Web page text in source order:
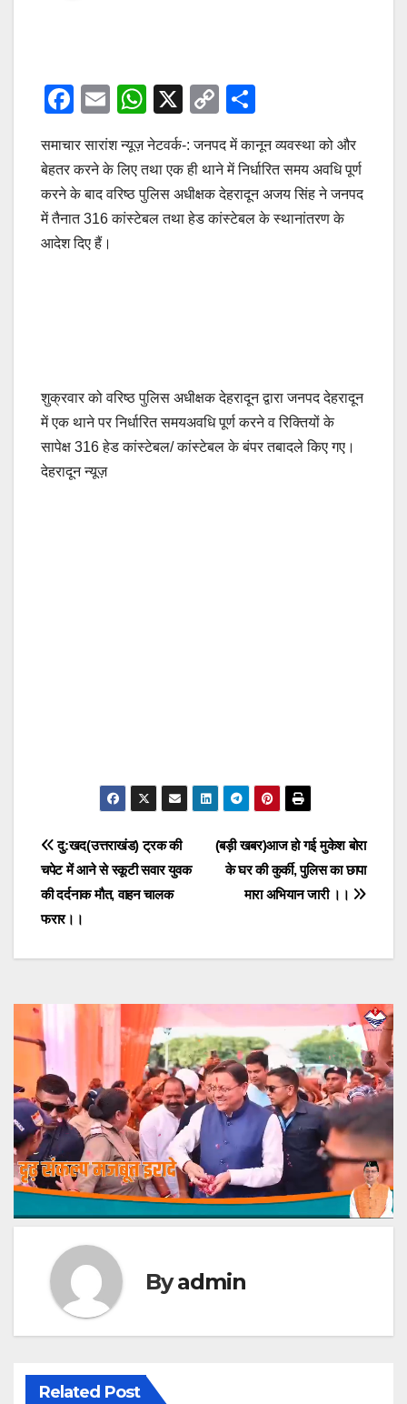
F
c
e
b
o
E
ail
W
h
at
s
A
X
C
o
p
y
Li
ar
e
समाचार सारांश न्यूज़ नेटवर्क-: जनपद में कानून व्यवस्था को और
बेहतर करने के लिए तथा एक ही थाने में निर्धारित समय अवधि पूर्ण
करने के बाद वरिष्ठ पुलिस अधीक्षक देहरादून अजय सिंह ने जनपद
में तैनात 316 कांस्टेबल तथा हेड कांस्टेबल के स्थानांतरण के
आदेश दिए हैं।
शुक्रवार को वरिष्ठ पुलिस अधीक्षक देहरादून द्वारा जनपद देहरादून
में एक थाने पर निर्धारित समयअवधि पूर्ण करने व रिक्तियों के
सापेक्ष 316 हेड कांस्टेबल/ कांस्टेबल के बंपर तबादले किए गए।
देहरादून न्यूज़
Post
navigation
(बड़ी खबर)आज हो गई मुकेश बोरा
के घर की कुर्की, पुलिस का छापा
मारा अभियान जारी ।।
दु:खद(उत्तराखंड) ट्रक की
चपेट में आने से स्कूटी सवार युवक
की दर्दनाक मौत, वाहन चालक
फरार।।
Byadmin
Related Post